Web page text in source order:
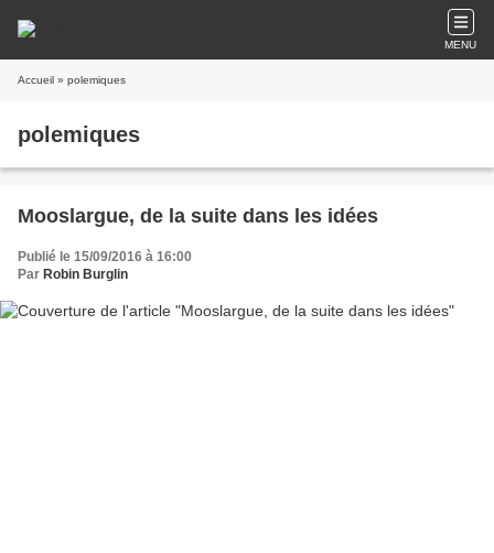
MENU
Accueil » polemiques
polemiques
Mooslargue, de la suite dans les idées
Publié le 15/09/2016 à 16:00
Par Robin Burglin